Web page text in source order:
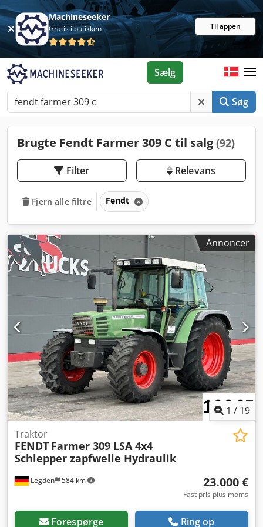
Machineseeker
Gratis i butikken Til appen
Søg
Sælg
Brugte Fendt Farmer 309 C til salg (92)
Filter Relevans
Fjern alle filtre Fendt
Annoncer
1 / 19
Legden 584 km
Traktor
FENDT Farmer 309 LSA 4x4
Schlepper zapfwelle Hydraulik
23.000 €
Fast pris plus moms
Forespørge Ring op